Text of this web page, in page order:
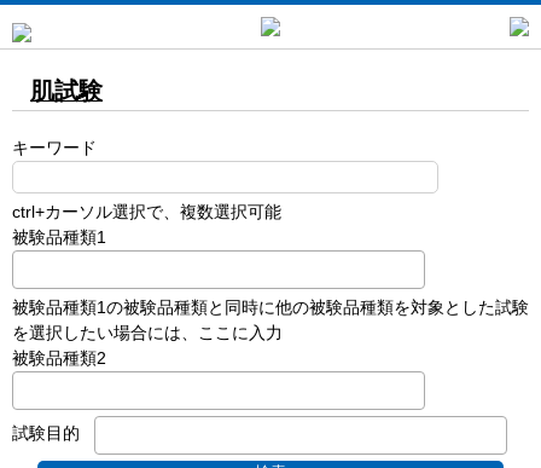
肌試験
キーワード
ctrl+カーソル選択で、複数選択可能
被験品種類1
被験品種類1の被験品種類と同時に他の被験品種類を対象とした試験
を選択したい場合には、ここに入力
被験品種類2
試験目的